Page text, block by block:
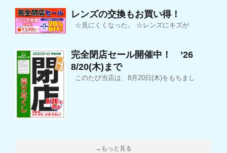
レンズの交換もお買い得！
☆見にくくなった。 ☆レンズにキズが
完全閉店セール開催中！ ’26
8/20(木)まで
このたび当店は、8月20日(木)をもちまし
→もっと見る